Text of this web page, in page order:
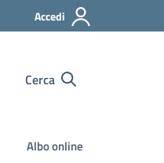
Accedi
Cerca
Albo online